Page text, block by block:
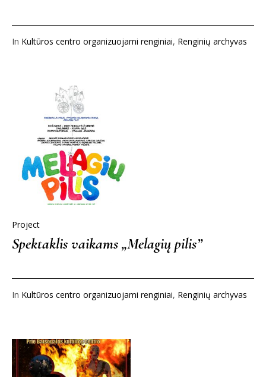
In Kultūros centro organizuojami renginiai, Renginių archyvas
Project
Spektaklis vaikams „Melagių pilis”
In Kultūros centro organizuojami renginiai, Renginių archyvas